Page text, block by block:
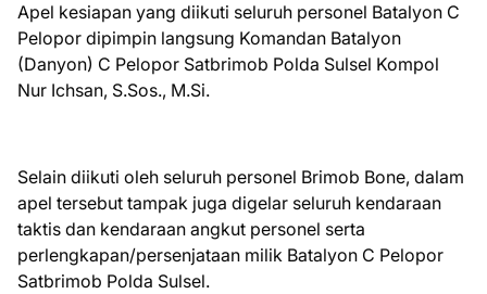
Apel kesiapan yang diikuti seluruh personel Batalyon C
Pelopor dipimpin langsung Komandan Batalyon
(Danyon) C Pelopor Satbrimob Polda Sulsel Kompol
Nur Ichsan, S.Sos., M.Si.
Selain diikuti oleh seluruh personel Brimob Bone, dalam
apel tersebut tampak juga digelar seluruh kendaraan
taktis dan kendaraan angkut personel serta
perlengkapan/persenjataan milik Batalyon C Pelopor
Satbrimob Polda Sulsel.